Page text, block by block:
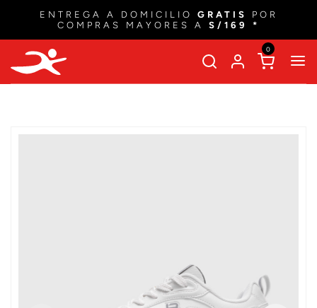
ENTREGA A DOMICILIO GRATIS
POR
COMPRAS MAYORES A S/169 *
0